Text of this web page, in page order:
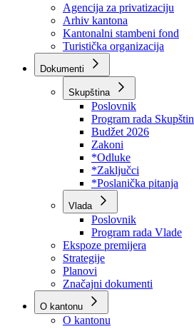
Javna preduzeća
BPK šume
RTV BPK
Agencija za privatizaciju
Arhiv kantona
Kantonalni stambeni fond
Turistička organizacija
Dokumenti
Skupština
Poslovnik
Program rada Skupštine
Budžet 2026
Zakoni
*Odluke
*Zaključci
*Poslanička pitanja
Vlada
Poslovnik
Program rada Vlade
Ekspoze premijera
Strategije
Planovi
Značajni dokumenti